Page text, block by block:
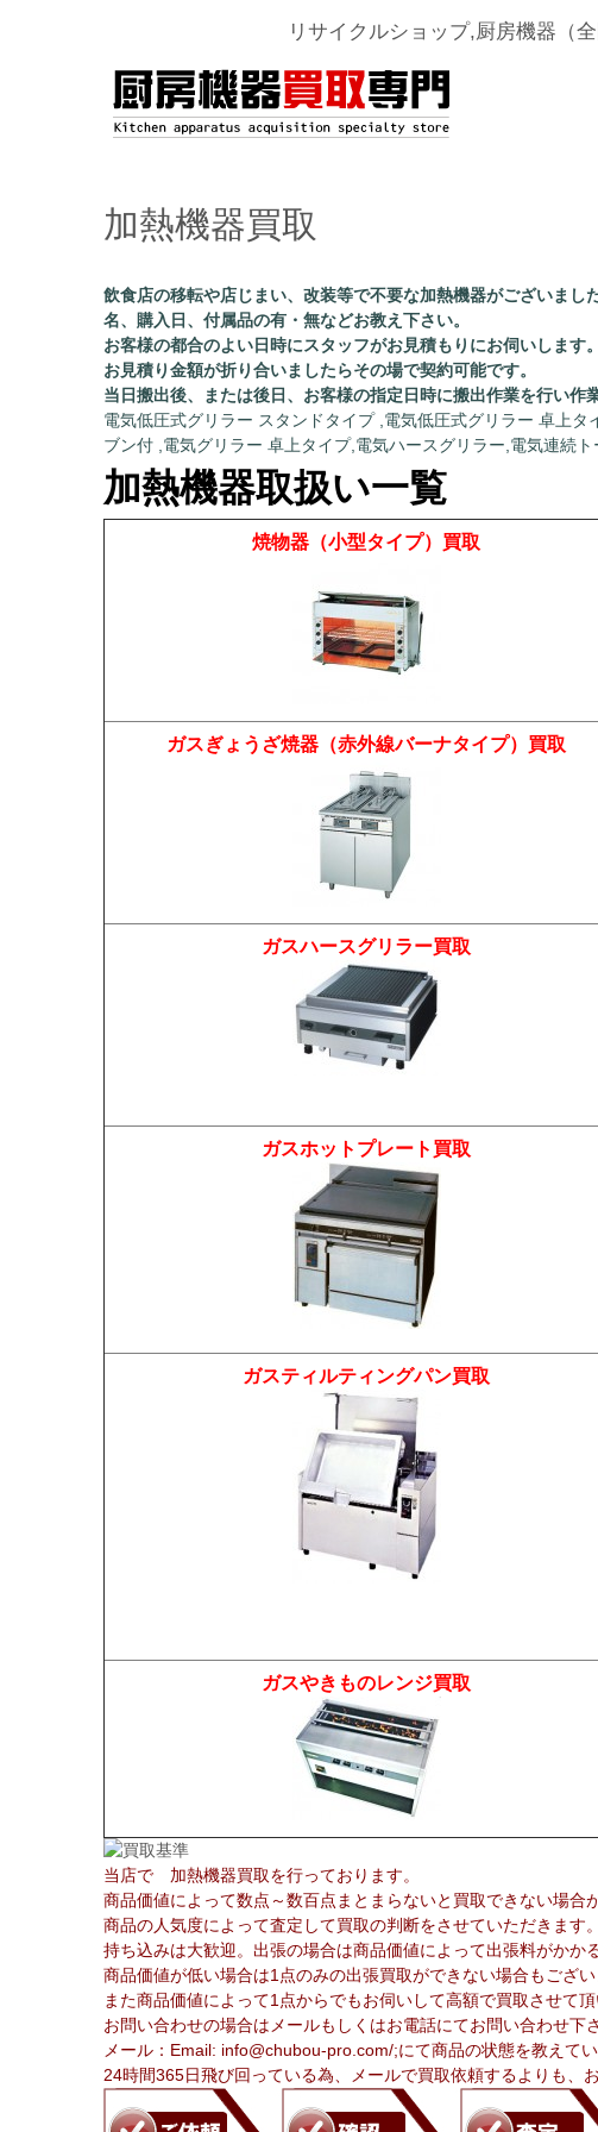
リサイクルショップ,厨房機器（
加熱機器買取
飲食店の移転や店じまい、改装等で不要な加熱機器がございま
名、購入日、付属品の有・無などお教え下さい。
お客様の都合のよい日時にスタッフがお見積もりにお伺いします。
お見積り金額が折り合いましたらその場で契約可能です。
当日搬出後、または後日、お客様の指定日時に搬出作業を行い作
電気低圧式グリラー スタンドタイプ ,電気低圧式グリラー 卓上
ブン付 ,電気グリラー 卓上タイプ,電気ハースグリラー,電気連続ト
加熱機器取扱い一覧
焼物器（小型タイプ）買取
ガスぎょうざ焼器（赤外線バーナタイプ）買取
ガスハースグリラー買取
ガスホットプレート買取
ガスティルティングパン買取
ガスやきものレンジ買取
当店で 加熱機器買取を行っております。
商品価値によって数点～数百点まとまらないと買取できない場合
商品の人気度によって査定して買取の判断をさせていただきます。
持ち込みは大歓迎。出張の場合は商品価値によって出張料がかか
商品価値が低い場合は1点のみの出張買取ができない場合もござい
また商品価値によって1点からでもお伺いして高額で買取させて頂
お問い合わせの場合はメールもしくはお電話にてお問い合わせ下さ
メール：Email: info@chubou-pro.com/;にて商品の状態を教えて
24時間365日飛び回っている為、メールで買取依頼するよりも、